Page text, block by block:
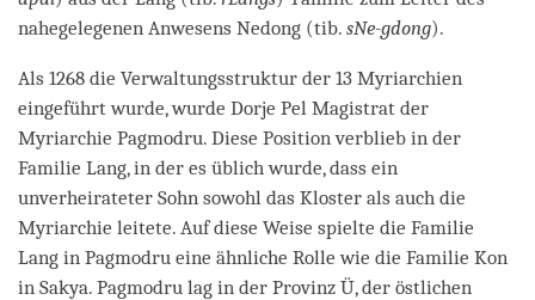
nahegelegenen Anwesens Nedong (tib. sNe-gdong).
Als 1268 die Verwaltungsstruktur der 13 Myriarchien
eingeführt wurde, wurde Dorje Pel Magistrat der
Myriarchie Pagmodru. Diese Position verblieb in der
Familie Lang, in der es üblich wurde, dass ein
unverheirateter Sohn sowohl das Kloster als auch die
Myriarchie leitete. Auf diese Weise spielte die Familie
Lang in Pagmodru eine ähnliche Rolle wie die Familie Kon
in Sakya. Pagmodru lag in der Provinz Ü, der östlichen